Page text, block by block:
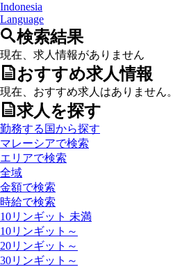
Indonesia
Language
検索結果
現在、求人情報がありません
おすすめ求人情報
現在、おすすめ求人はありません。
求人を探す
勤務する国から探す
マレーシアで検索
エリアで検索
全域
金額で検索
時給で検索
10リンギット 未満
10リンギット～
20リンギット～
30リンギット～